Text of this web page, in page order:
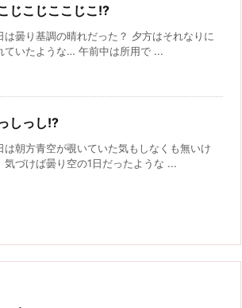
じこじここじこ!?
は曇り基調の晴れだった？ 夕方はそれなりに
ていたような… 午前中は所用で ...
しっし!?
は朝方青空が覗いていた気もしなくも無いけ
気づけば曇り空の1日だったような ...